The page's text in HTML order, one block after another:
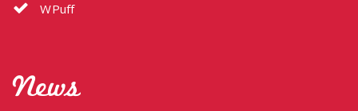
WPuff
News